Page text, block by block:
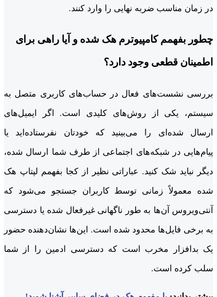
در زمان مناسب ضربه نهایی را وارد کنند.
چطور بفهمم کامپیوترم هک شده و آیا راهی برای
اطمینان قطعی وجود دارد؟
بررسی نشست‌های فعال در حساب‌های کاربری متصل به
سیستم، یکی از روش‌های کلیدی است. اگر ایمیل‌های
ارسال شده‌ای را می‌بینید که خودتان نفرستاده‌اید یا
پیام‌هایی در شبکه‌های اجتماعی از طرف شما ارسال شده،
دیگر نباید شک کنید. عباراتی نظیر از کجا بفهمم لپتاپ هک
شده معمولاً زمانی توسط کاربران جستجو می‌شود که
آنتی‌ویروس آن‌ها به طور ناگهانی غیرفعال شده یا دسترسی
به برخی فایل‌ها محدود شده است. این‌ها نشان‌دهنده حضور
یک بدافزار مخرب است که دسترسی ادمین را از شما
سلب کرده است.